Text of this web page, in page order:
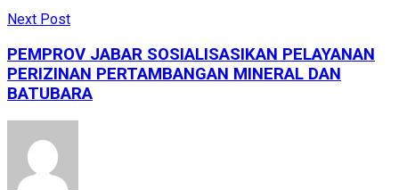
Next Post
PEMPROV JABAR SOSIALISASIKAN PELAYANAN
PERIZINAN PERTAMBANGAN MINERAL DAN
BATUBARA